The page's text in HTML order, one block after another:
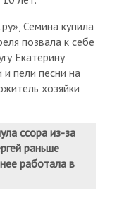
Семина купила
позвала к себе
Екатерину
пели песни на
хозяйки
ссора из-за
раньше
работала в